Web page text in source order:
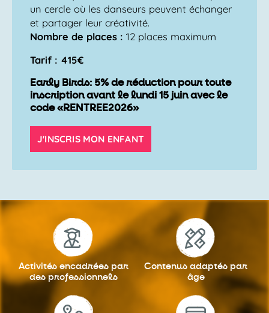
un cercle où les danseurs peuvent échanger
et partager leur créativité.
Nombre de places : 12 places maximum
Tarif : 415€
Early Birds: 5% de réduction pour toute
inscription avant le lundi 15 juin avec le
code «RENTREE2026»
J'INSCRIS MON ENFANT
Activités encadrées par
des professionnels
Contenus adaptés par
âge